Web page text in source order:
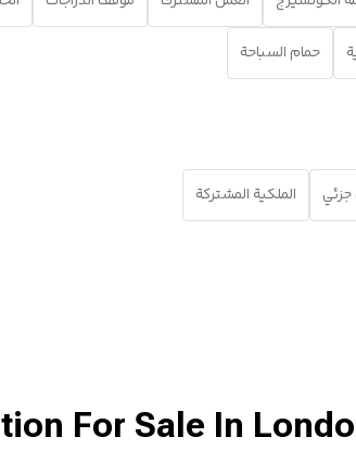
حمام السباحة
جزئي الملكية المشتركة
For Sale In